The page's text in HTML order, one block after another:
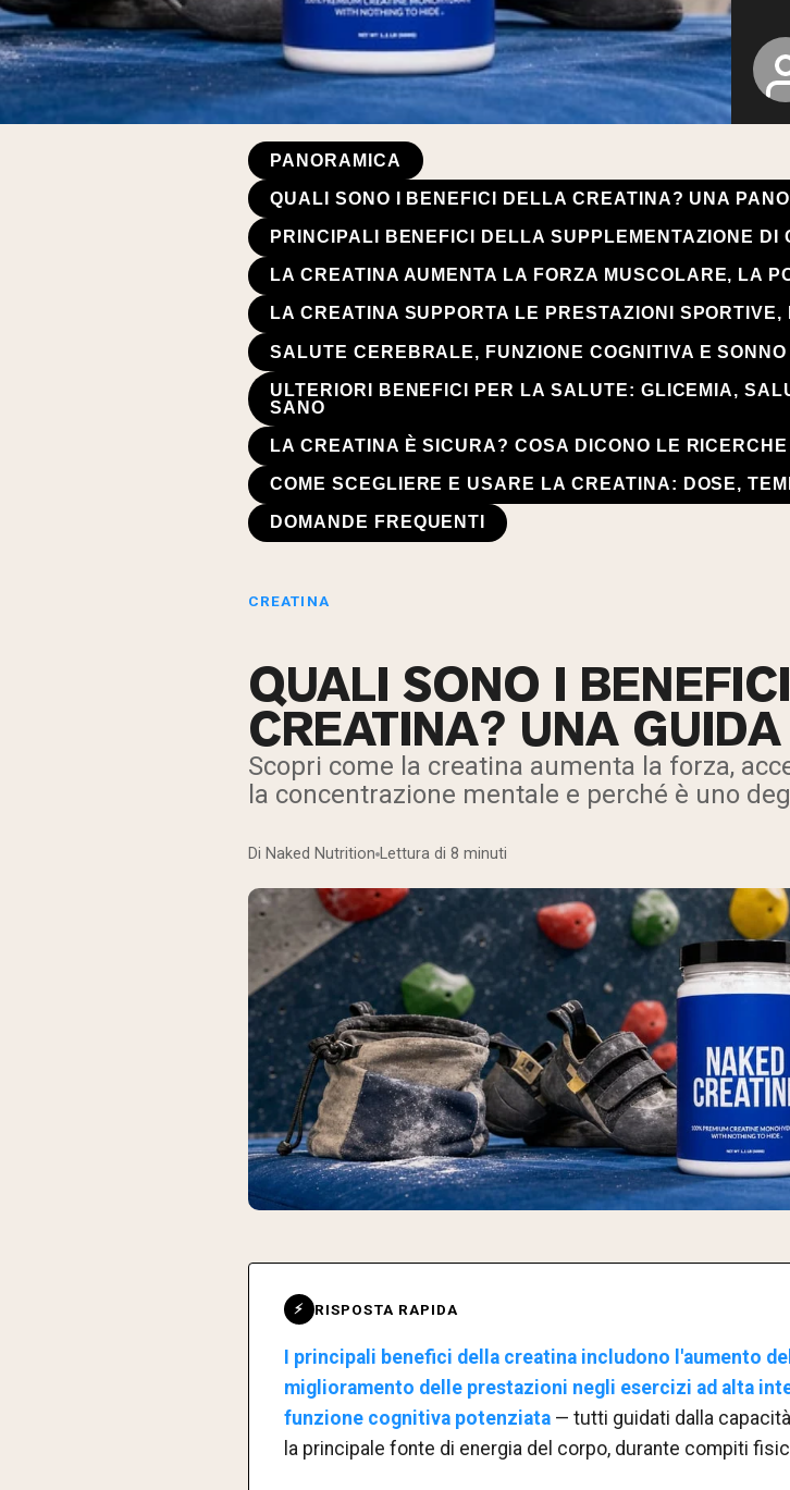
alimentati a erba
Shop All Protein Powders
PANORAMICA
QUALI SONO I BENEFICI DELLA CREATINA? UNA
PRINCIPALI BENEFICI DELLA SUPPLEMENTAZIONE DI
LA CREATINA AUMENTA LA FORZA MUSCOLARE, LA
LA CREATINA SUPPORTA LE PRESTAZIONI
SALUTE CEREBRALE, FUNZIONE COGNITIVA E SONNO
ULTERIORI BENEFICI PER LA SALUTE: GLICEMIA,
SANO
LA CREATINA È SICURA? COSA DICONO LE RICERCHE
COME SCEGLIERE E USARE LA CREATINA: DOSE,
DOMANDE FREQUENTI
CREATINA
QUALI SONO I
CREATINA? UNA
Scopri come la creatina aumenta la forza,
la concentrazione mentale e perché è uno
Di Naked Nutrition Lettura di 8 minuti
⚡ RISPOSTA RAPIDA
I principali benefici della creatina includono l'aumento
miglioramento delle prestazioni negli esercizi ad alta
funzione cognitiva potenziata — tutti guidati dalla
la principale fonte di energia del corpo, durante compiti